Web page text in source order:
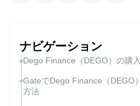
ナビゲーション
Dego Finance（DEGO）の購
GateでDego Finance（DEGO
方法